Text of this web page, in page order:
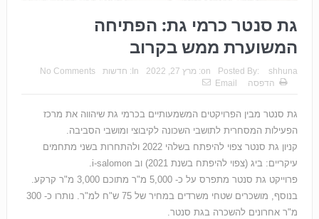
גת סנטר כרמי גת: הפתיחה
המשוערת ממש בקרוב
Posted By: shhuna
on: מרץ 27, 2022 In: חדשות
No Comments
הדפסה
Email
גת סנטר מבין הפרויקטים המשמעותיים בכרמי גת שיהווה‭ ‬את‭ ‬מרכז‭
‬הפעילות‭ ‬המסחרית‭ ‬לתושבי‭ ‬השכונה לקיבוצי ומושבי הסביבה.
קניון גת סנטר צפוי להיפתח בשלהי 2022 ולהתחרות בשני מתחמים
עיקריים: ביג (צפוי להיפתח בשנת 2021) וב i-salomon.
פרוייקט גת סנטר מתפרס על כ- 5,000 מ"ר מתוכם 3,000 מ"ר קרקע.
בנוסף, מושכרים שטחי משרדים במחיר של 75 ש"ח למ"ר. נותרו כ- 300
מ"ר אחרונים להשכרה בגת סנטר.